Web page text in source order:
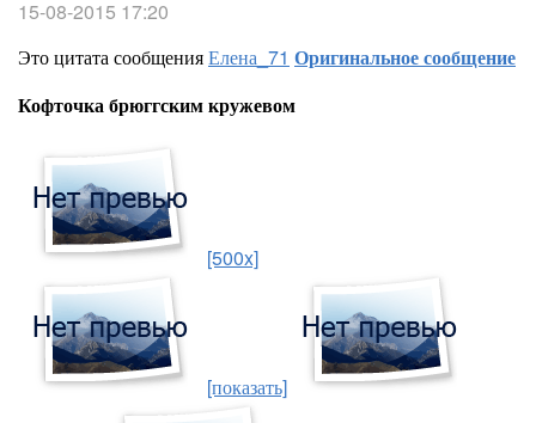
15-08-2015 17:20
Это цитата сообщенияЕлена_71 Оригинальное сообщение
Кофточка брюггским кружевом
[500x]
[показать]